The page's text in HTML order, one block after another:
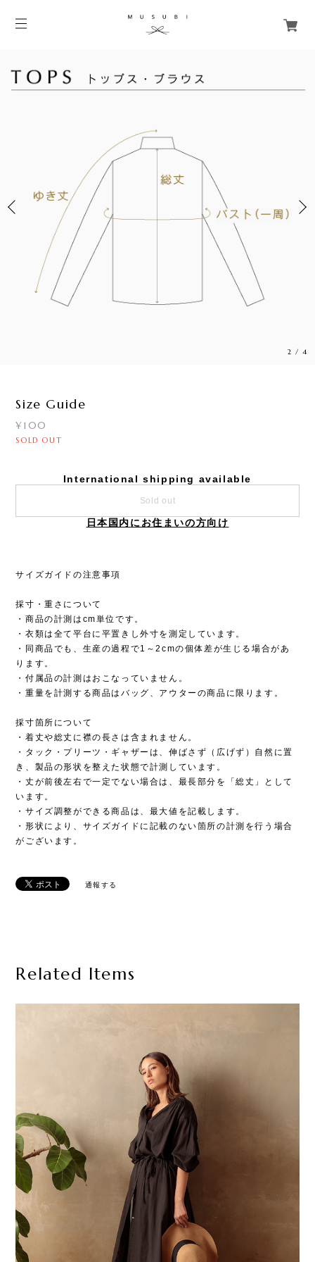
2 /4
Size Guide
¥100
SOLD OUT
International shipping available
Sold out
日本国内にお住まいの方向け
サイズガイドの注意事項
採寸・重さについて
・商品の計測はcm単位です。
・衣類は全て平台に平置きし外寸を測定しています。
・同商品でも、生産の過程で1～2cmの個体差が生じる場合があ
ります。
・付属品の計測はおこなっていません。
・重量を計測する商品はバッグ、アウターの商品に限ります。
採寸箇所について
・着丈や総丈に襟の長さは含まれません。
・タック・プリーツ・ギャザーは、伸ばさず（広げず）自然に置
き、製品の形状を整えた状態で計測しています。
・丈が前後左右で一定でない場合は、最長部分を「総丈」として
います。
・サイズ調整ができる商品は、最大値を記載します。
・形状により、サイズガイドに記載のない箇所の計測を行う場合
がございます。
通報する
Related Items